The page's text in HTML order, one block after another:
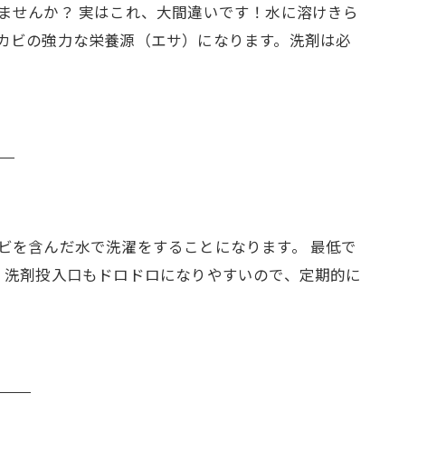
せんか？ 実はこれ、大間違いです！水に溶けきら
の強力な栄養源（エサ）になります。洗剤は必
含んだ水で洗濯をすることになります。 最低で
剤投入口もドロドロになりやすいので、定期的に